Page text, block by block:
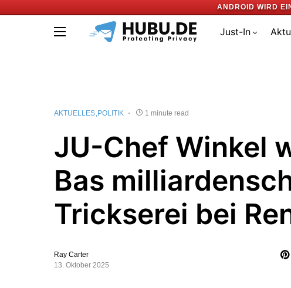
ANDROID WIRD
Just-In
AKTUELLES POLITIK 1 minute read
JU-Chef Winkel
Bas
Trickserei bei
Ray Carter
13. Oktober 2025